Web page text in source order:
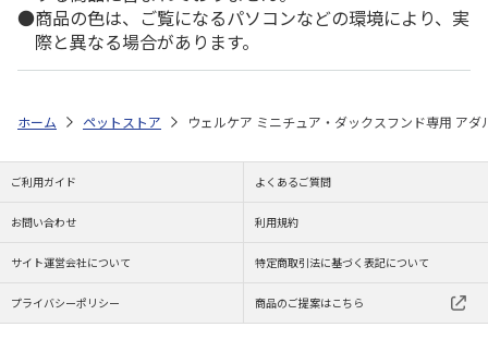
商品の色は、ご覧になるパソコンなどの環境により、実
際と異なる場合があります。
ホーム ペットストア ウェルケア ミニチュア・ダックスフンド専用 ア
ご利用ガイド よくあるご質問
お問い合わせ 利用規約
サイト運営会社について 特定商取引法に基づく表記について
プライバシーポリシー 商品のご提案はこちら